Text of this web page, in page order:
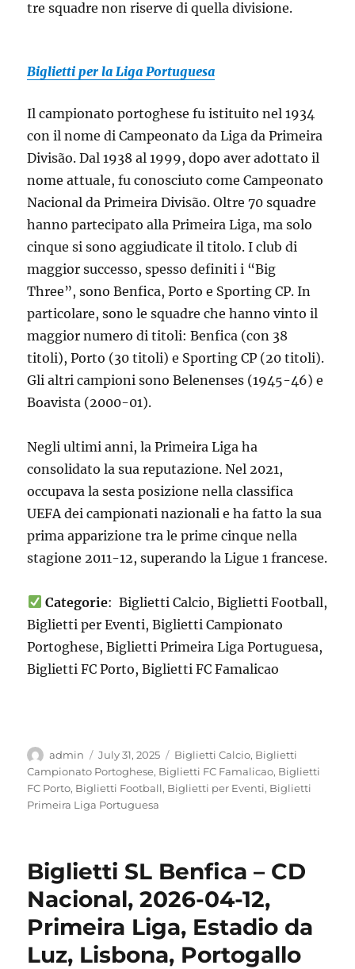
tre squadre non riserve di quella divisione.
Biglietti per la Liga Portuguesa
Il campionato portoghese fu istituito nel 1934
con il nome di Campeonato da Liga da Primeira
Divisão. Dal 1938 al 1999, dopo aver adottato il
nome attuale, fu conosciuto come Campeonato
Nacional da Primeira Divisão. Oltre 70 squadre
hanno partecipato alla Primeira Liga, ma solo
cinque si sono aggiudicate il titolo. I club di
maggior successo, spesso definiti i “Big
Three”, sono Benfica, Porto e Sporting CP. In
particolare, sono le squadre che hanno vinto il
maggior numero di titoli: Benfica (con 38
titoli), Porto (30 titoli) e Sporting CP (20 titoli).
Gli altri campioni sono Belenenses (1945-46) e
Boavista (2000-01).
Negli ultimi anni, la Primeira Liga ha
consolidato la sua reputazione. Nel 2021,
occupava la sesta posizione nella classifica
UEFA dei campionati nazionali e ha fatto la sua
prima apparizione tra le prime cinque nella
stagione 2011-12, superando la Ligue 1 francese.
Categorie: Biglietti Calcio, Biglietti Football,
Biglietti per Eventi, Biglietti Campionato
Portoghese, Biglietti Primeira Liga Portuguesa,
Biglietti FC Porto, Biglietti FC Famalicao
Author
admin
Posted
on
July 31, 2025 Categories
Biglietti Calcio, Biglietti
Campionato Portoghese, Biglietti FC Famalicao, Biglietti
FC Porto, Biglietti Football, Biglietti per Eventi, Biglietti
Primeira Liga Portuguesa
Biglietti SL Benfica – CD
Nacional, 2026-04-12,
Primeira Liga, Estadio da
Luz, Lisbona, Portogallo